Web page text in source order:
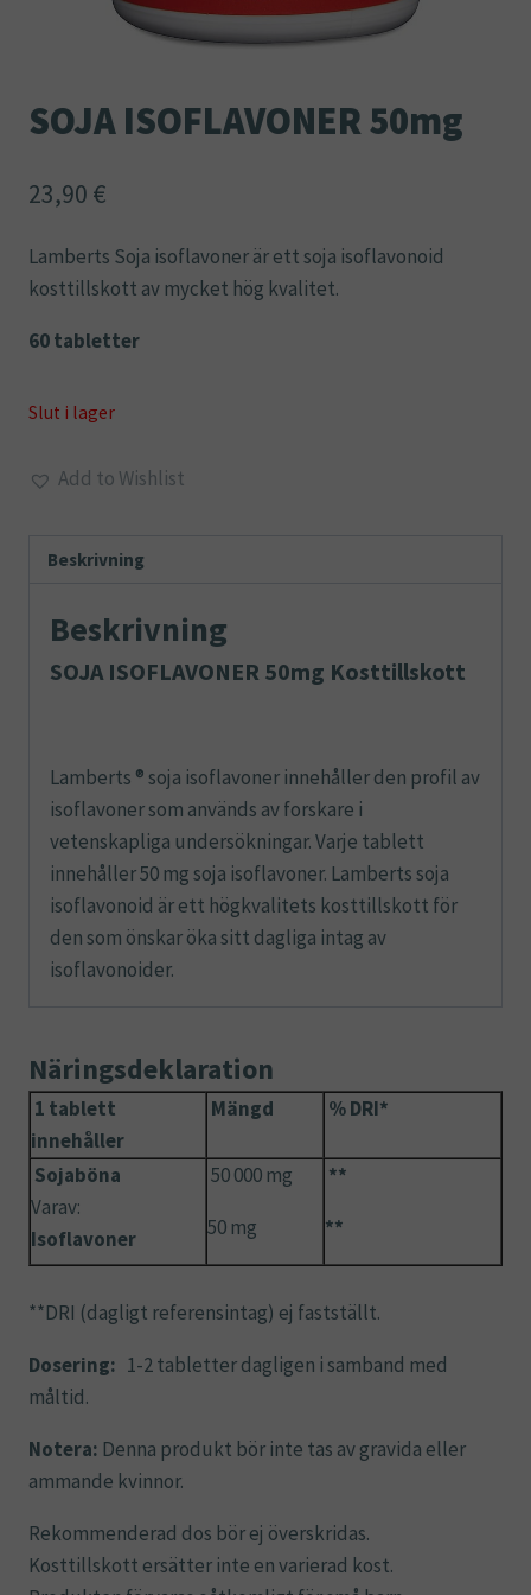
SOJA ISOFLAVONER 50mg
23,90 €
Lamberts Soja isoflavoner är ett soja isoflavonoid
kosttillskott av mycket hög kvalitet.
60 tabletter
Slut i lager
Add to Wishlist
Beskrivning
Beskrivning
SOJA ISOFLAVONER 50mg Kosttillskott
Lamberts ® soja isoflavoner innehåller den profil av
isoflavoner som används av forskare i
vetenskapliga undersökningar. Varje tablett
innehåller 50 mg soja isoflavoner. Lamberts soja
isoflavonoid är ett högkvalitets kosttillskott för
den som önskar öka sitt dagliga intag av
isoflavonoider.
Näringsdeklaration
1 tablett
innehåller
Mängd % DRI*
Sojaböna
Varav:
Isoflavoner
50 000 mg
50 mg
**
**
**DRI (dagligt referensintag) ej fastställt.
Dosering: 1-2 tabletter dagligen i samband med
måltid.
Notera: Denna produkt bör inte tas av gravida eller
ammande kvinnor.
Rekommenderad dos bör ej överskridas.
Kosttillskott ersätter inte en varierad kost.